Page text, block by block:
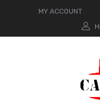
MY ACCOUNT